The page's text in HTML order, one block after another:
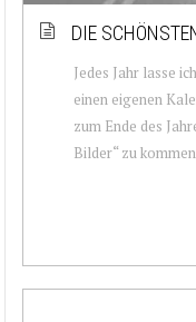
DIE
Jedes Jahr lasse
einen eigenen
zum Ende des
Bilder“ zu